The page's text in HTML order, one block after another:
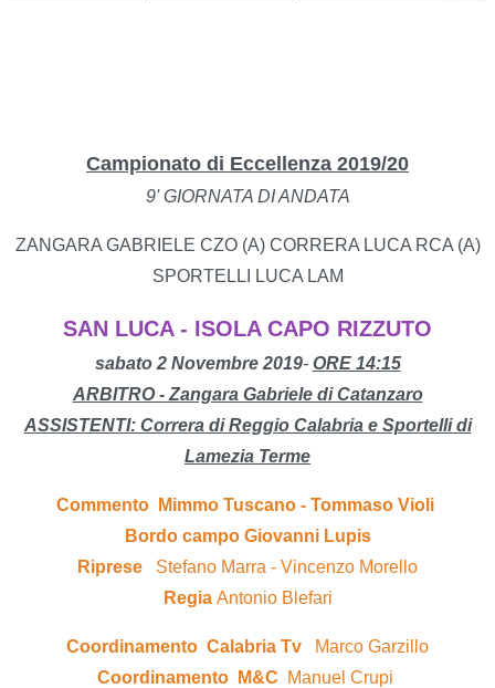
Campionato di Eccellenza 2019/20
9' GIORNATA DI ANDATA
ZANGARA GABRIELE CZO (A) CORRERA LUCA RCA (A)
SPORTELLI LUCA LAM
SAN LUCA - ISOLA CAPO RIZZUTO
sabato 2 Novembre 2019- ORE 14:15
ARBITRO - Zangara Gabriele di Catanzaro
ASSISTENTI: Correra di Reggio Calabria e Sportelli di
Lamezia Terme
Commento Mimmo Tuscano - Tommaso Violi
Bordo campo Giovanni Lupis
Riprese
Stefano Marra - Vincenzo Morello
RegiaAntonio Blefari
Coordinamento Calabria Tv
Marco Garzillo
Coordinamento M&C
Manuel Crupi